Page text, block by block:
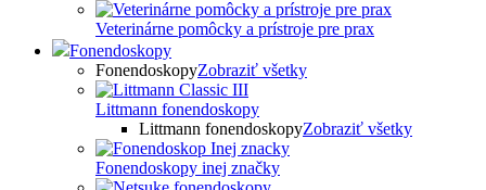
Veterinárne pomôcky a prístroje pre prax
Fonendoskopy
FonendoskopyZobraziť všetky
Littmann fonendoskopy
Littmann fonendoskopyZobraziť všetky
Fonendoskopy inej značky